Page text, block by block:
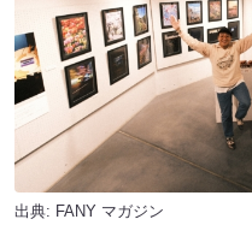
出典: FANY マガジン